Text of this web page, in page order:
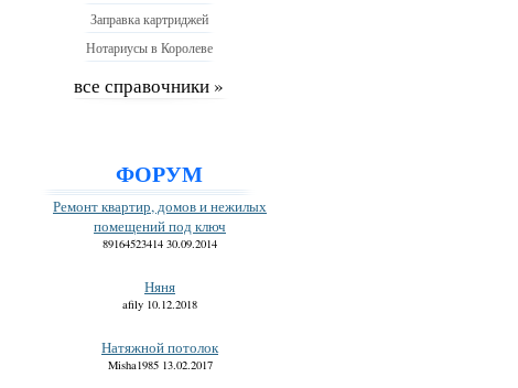
Заправка картриджей
Нотариусы в Королеве
все справочники »
ФОРУМ
Ремонт квартир, домов и нежилых
помещений под ключ
89164523414 30.09.2014
Няня
afily 10.12.2018
Натяжной потолок
Misha1985 13.02.2017